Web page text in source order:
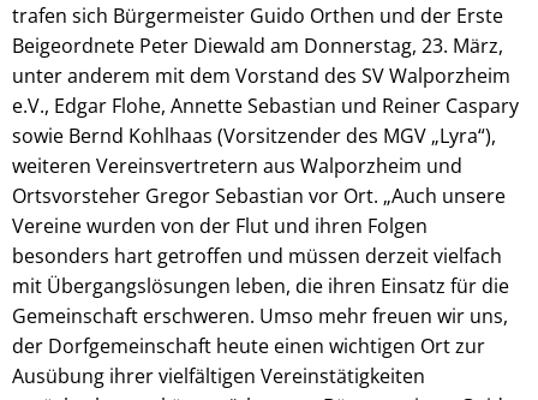
trafen sich Bürgermeister Guido Orthen und der Erste
Beigeordnete Peter Diewald am Donnerstag, 23. März,
unter anderem mit dem Vorstand des SV Walporzheim
e.V., Edgar Flohe, Annette Sebastian und Reiner Caspary
sowie Bernd Kohlhaas (Vorsitzender des MGV „Lyra“),
weiteren Vereinsvertretern aus Walporzheim und
Ortsvorsteher Gregor Sebastian vor Ort. „Auch unsere
Vereine wurden von der Flut und ihren Folgen
besonders hart getroffen und müssen derzeit vielfach
mit Übergangslösungen leben, die ihren Einsatz für die
Gemeinschaft erschweren. Umso mehr freuen wir uns,
der Dorfgemeinschaft heute einen wichtigen Ort zur
Ausübung ihrer vielfältigen Vereinstätigkeiten